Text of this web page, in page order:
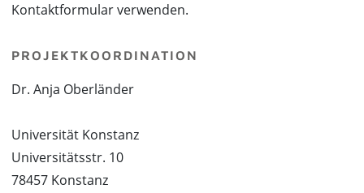
Kontaktformular verwenden.
PROJEKTKOORDINATION
Dr. Anja Oberländer
Universität Konstanz
Universitätsstr. 10
78457 Konstanz